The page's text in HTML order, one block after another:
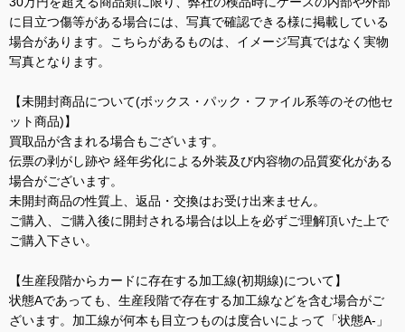
に目立つ傷等がある場合には、写真で確認できる様に掲載している
場合があります。こちらがあるものは、イメージ写真ではなく実物
写真となります。
【未開封商品について(ボックス・パック・ファイル系等のその他セ
ット商品)】
買取品が含まれる場合もございます。
伝票の剥がし跡や 経年劣化による外装及び内容物の品質変化がある
場合がございます。
未開封商品の性質上、返品・交換はお受け出来ません。
ご購入、ご購入後に開封される場合は以上を必ずご理解頂いた上で
ご購入下さい。
【生産段階からカードに存在する加工線(初期線)について】
状態Aであっても、生産段階で存在する加工線などを含む場合がご
ざいます。加工線が何本も目立つものは度合いによって「状態A-」